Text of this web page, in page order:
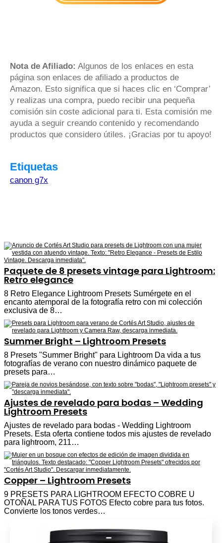
Nota de Afiliado: Algunos de los enlaces en esta
página son enlaces de afiliado a productos de
Amazon. Esto significa que si haces clic en ‘Comprar’
y realizas una compra, puedo recibir una pequeña
comisión sin coste adicional para ti. Esta comisión me
ayuda a seguir creando contenido y recomendando
productos que considero útiles. ¡Gracias por tu apoyo!
Etiquetas
canon g7x
Paquete de 8 presets vintage para Lightroom:
Retro elegance
8 Retro Elegance Lightroom Presets Sumérgete en el
encanto atemporal de la fotografía retro con mi colección
exclusiva de 8…
Summer Bright – Lightroom Presets
8 Presets "Summer Bright" para Lightroom Da vida a tus
fotografías de verano con nuestro dinámico paquete de
presets para…
Ajustes de revelado para bodas – Wedding
Lightroom Presets
Ajustes de revelado para bodas - Wedding Lightroom
Presets. Esta oferta contiene todos mis ajustes de revelado
para lightroom, 211…
Copper – Lightroom Presets
9 PRESETS PARA LIGHTROOM EFECTO COBRE U
OTOÑAL PARA TUS FOTOS Efecto cobre para tus fotos.
Convierte los tonos verdes…